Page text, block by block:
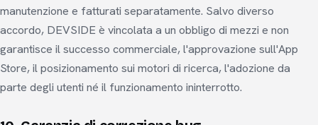
manutenzione e fatturati separatamente. Salvo diverso
accordo, DEVSIDE è vincolata a un obbligo di mezzi e non
garantisce il successo commerciale, l'approvazione sull'App
Store, il posizionamento sui motori di ricerca, l'adozione da
parte degli utenti né il funzionamento ininterrotto.